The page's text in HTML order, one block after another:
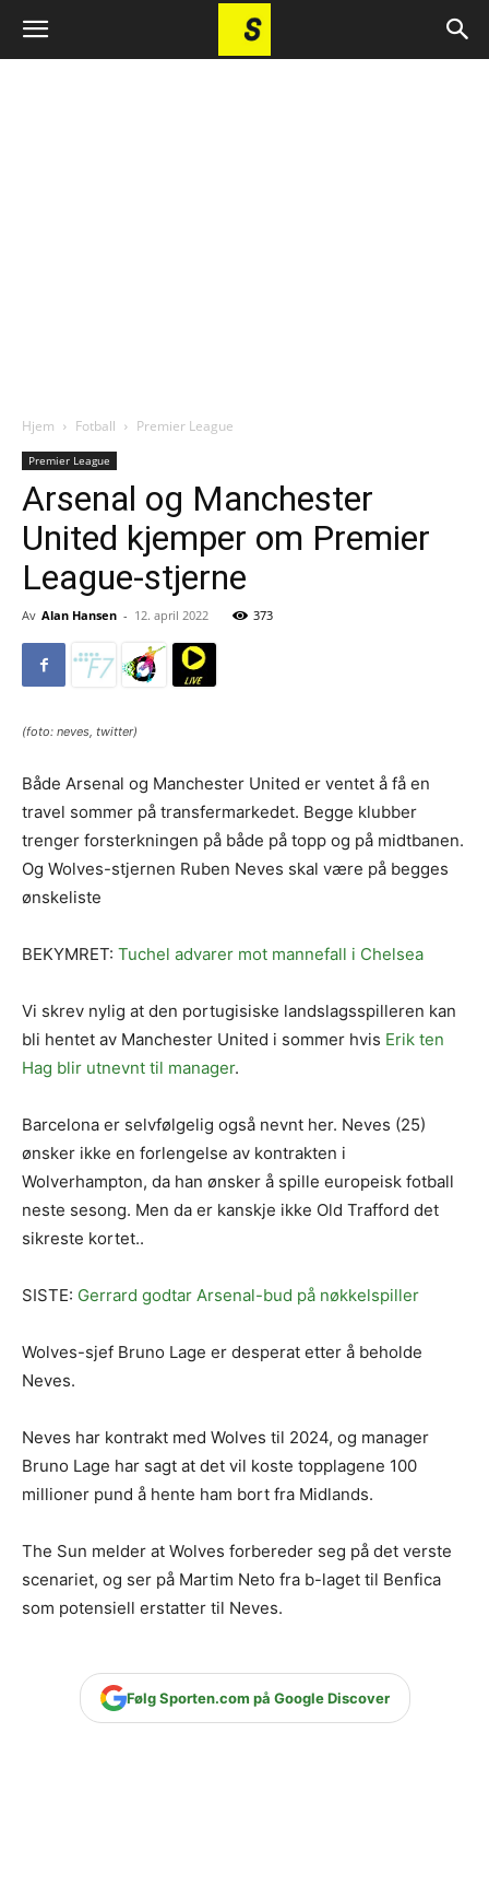
Hjem Fotball Premier League
Premier League
Arsenal og Manchester
United kjemper om Premier
League-stjerne
Av Alan Hansen - 12. april 2022 373
(foto: neves, twitter)
Både Arsenal og Manchester United er ventet å få en
travel sommer på transfermarkedet. Begge klubber
trenger forsterkningen på både på topp og på midtbanen.
Og Wolves-stjernen Ruben Neves skal være på begges
ønskeliste
BEKYMRET: Tuchel advarer mot mannefall i Chelsea
Vi skrev nylig at den portugisiske landslagsspilleren kan
bli hentet av Manchester United i sommer hvis Erik ten
Hag blir utnevnt til manager.
Barcelona er selvfølgelig også nevnt her. Neves (25)
ønsker ikke en forlengelse av kontrakten i
Wolverhampton, da han ønsker å spille europeisk fotball
neste sesong. Men da er kanskje ikke Old Trafford det
sikreste kortet..
SISTE: Gerrard godtar Arsenal-bud på nøkkelspiller
Wolves-sjef Bruno Lage er desperat etter å beholde
Neves.
Neves har kontrakt med Wolves til 2024, og manager
Bruno Lage har sagt at det vil koste topplagene 100
millioner pund å hente ham bort fra Midlands.
The Sun melder at Wolves forbereder seg på det verste
scenariet, og ser på Martim Neto fra b-laget til Benfica
som potensiell erstatter til Neves.
Følg Sporten.com på Google Discover